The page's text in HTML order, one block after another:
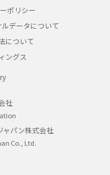
ポリシー
データについて
について
ングス
社
ャパン株式会社
Co., Ltd.